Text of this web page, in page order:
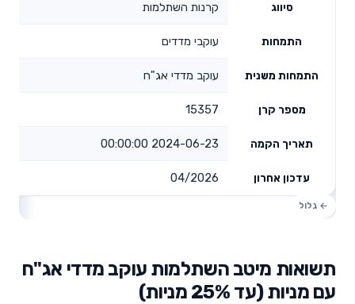
סיווג קרנות השתלמות
התמחות עוקבי מדדים
התמחות משנית עוקב מדדי אג"ח
מספר קרן 15357
תאריך הקמה 2024-06-23 00:00:00
עדכון אחרון 04/2026
תשואות מיטב השתלמות עוקב מדדי אג"ח
עם מניות (עד 25% מניות)